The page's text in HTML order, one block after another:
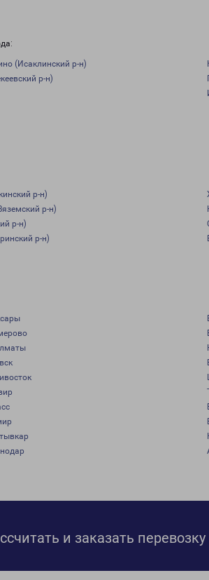
(Исаклинский р-н)
р-н)
р-н)
р-н)
р-н)
р-н)
и заказать перевозку